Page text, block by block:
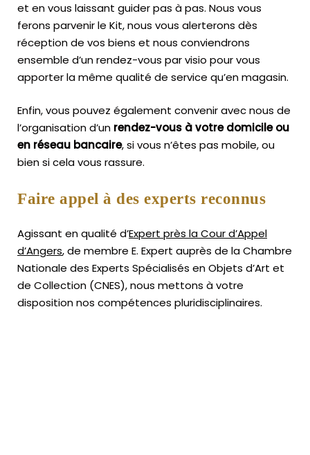
et en vous laissant guider pas à pas. Nous vous
ferons parvenir le Kit, nous vous alerterons dès
réception de vos biens et nous conviendrons
ensemble d’un rendez-vous par visio pour vous
apporter la même qualité de service qu’en magasin.
Enfin, vous pouvez également convenir avec nous de
l’organisation d’un rendez-vous à votre domicile ou
en réseau bancaire, si vous n’êtes pas mobile, ou
bien si cela vous rassure.
Faire appel à des experts reconnus
Agissant en qualité d’Expert près la Cour d’Appel
d’Angers, de membre E. Expert auprès de laChambre
Nationale des Experts Spécialisés en Objets d’Art et
de Collection (CNES),nous mettons à votre
disposition nos compétences pluridisciplinaires.